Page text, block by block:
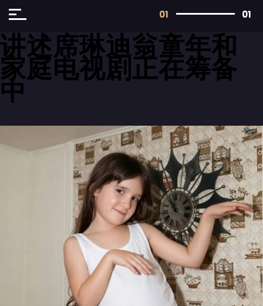
01 01
讲述席琳迪翁童年和
家庭电视剧正在筹备
中